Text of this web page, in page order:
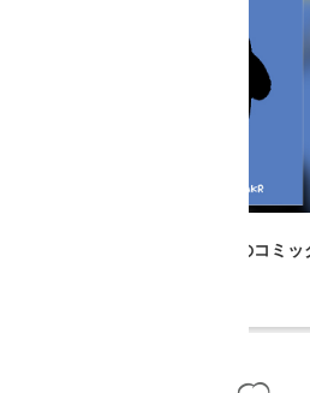
「くまのまーくん」初のコミッ